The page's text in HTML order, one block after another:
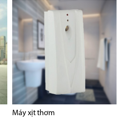
Máy xịt thơm